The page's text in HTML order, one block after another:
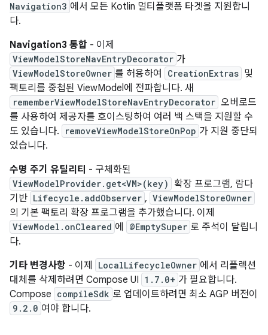
Navigation3 에서 모든 Kotlin 멀티플랫폼 타겟을 지원합니
다.
Navigation3 통합 - 이제
ViewModelStoreNavEntryDecorator 가
ViewModelStoreOwner 를 허용하여 CreationExtras 및
팩토리를 중첩된 ViewModel에 전파합니다. 새
rememberViewModelStoreNavEntryDecorator 오버로드
를 사용하여 제공자를 호이스팅하여 여러 백 스택을 지원할 수
도 있습니다.
removeViewModelStoreOnPop 가 지원 중단되
었습니다.
수명 주기 유틸리티 - 구체화된
ViewModelProvider.get<VM>(key)
확장 프로그램, 람다
기반 Lifecycle.addObserver , ViewModelStoreOwner
의 기본 팩토리 확장 프로그램을 추가했습니다. 이제
ViewModel.onCleared 에 @EmptySuper 로 주석이 달립니
다.
기타 변경사항 - 이제 LocalLifecycleOwner 에서 리플렉션
대체를 삭제하려면 Compose UI 1.7.0+ 가 필요합니다.
Compose compileSdk 로 업데이트하려면 최소 AGP 버전이
9.2.0 여야 합니다.